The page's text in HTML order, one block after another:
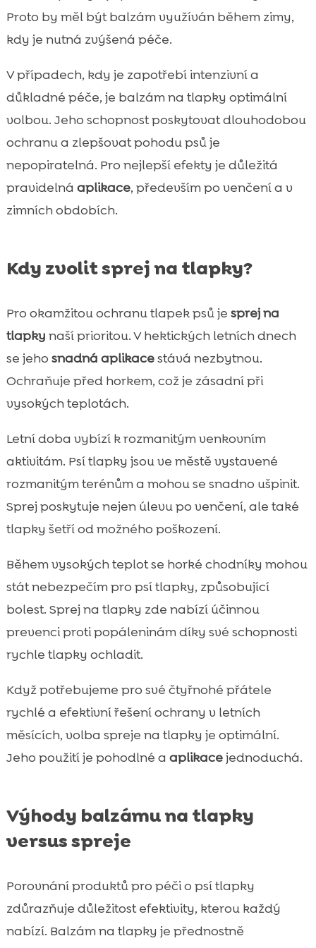
Proto by měl být balzám využíván během zimy,
kdy je nutná zvýšená péče.
V případech, kdy je zapotřebí intenzivní a
důkladné péče, je balzám na tlapky optimální
volbou. Jeho schopnost poskytovat dlouhodobou
ochranu a zlepšovat pohodu psů je
nepopiratelná. Pro nejlepší efekty je důležitá
pravidelná aplikace, především po venčení a v
zimních obdobích.
Kdy zvolit sprej na tlapky?
Pro okamžitou ochranu tlapek psů je sprej na
tlapky naší prioritou. V hektických letních dnech
se jeho snadná aplikacestává nezbytnou.
Ochraňuje před horkem, což je zásadní při
vysokých teplotách.
Letní doba vybízí k rozmanitým venkovním
aktivitám. Psí tlapky jsou ve městě vystavené
rozmanitým terénům a mohou se snadno ušpinit.
Sprej poskytuje nejen úlevu po venčení, ale také
tlapky šetří od možného poškození.
Během vysokých teplot se horké chodníky mohou
stát nebezpečím pro psí tlapky, způsobující
bolest. Sprej na tlapky zde nabízí účinnou
prevenci proti popáleninám díky své schopnosti
rychle tlapky ochladit.
Když potřebujeme pro své čtyřnohé přátele
rychlé a efektivní řešení ochrany v letních
měsících, volba spreje na tlapky je optimální.
Jeho použití je pohodlné a aplikacejednoduchá.
Výhody balzámu na tlapky
versus spreje
Porovnání produktů pro péči o psí tlapky
zdůrazňuje důležitost efektivity, kterou každý
nabízí. Balzám na tlapky je přednostně